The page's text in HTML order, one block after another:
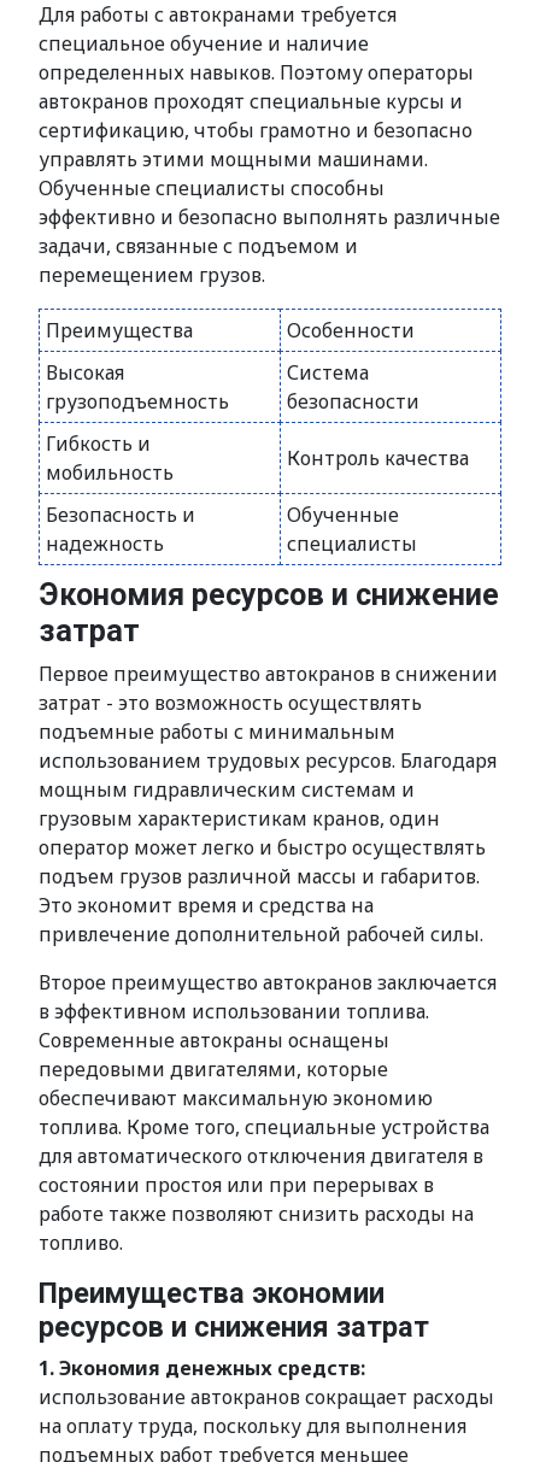
Для работы с автокранами требуется
специальное обучение и наличие
определенных навыков. Поэтому операторы
автокранов проходят специальные курсы и
сертификацию, чтобы грамотно и безопасно
управлять этими мощными машинами.
Обученные специалисты способны
эффективно и безопасно выполнять различные
задачи, связанные с подъемом и
перемещением грузов.
Преимущества
Особенности
Высокая
грузоподъемность
Система
безопасности
Гибкость и
мобильность
Контроль качества
Безопасность и
надежность
Обученные
специалисты
Экономия ресурсов и снижение
затрат
Первое преимущество автокранов в снижении
затрат - это возможность осуществлять
подъемные работы с минимальным
использованием трудовых ресурсов. Благодаря
мощным гидравлическим системам и
грузовым характеристикам кранов, один
оператор может легко и быстро осуществлять
подъем грузов различной массы и габаритов.
Это экономит время и средства на
привлечение дополнительной рабочей силы.
Второе преимущество автокранов заключается
в эффективном использовании топлива.
Современные автокраны оснащены
передовыми двигателями, которые
обеспечивают максимальную экономию
топлива. Кроме того, специальные устройства
для автоматического отключения двигателя в
состоянии простоя или при перерывах в
работе также позволяют снизить расходы на
топливо.
Преимущества экономии
ресурсов и снижения затрат
1. Экономия денежных средств:
использование автокранов сокращает расходы
на оплату труда, поскольку для выполнения
подъемных работ требуется меньшее